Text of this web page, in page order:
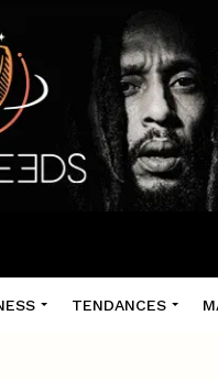
TENDANCES